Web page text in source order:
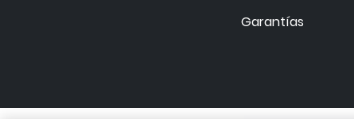
Garantías